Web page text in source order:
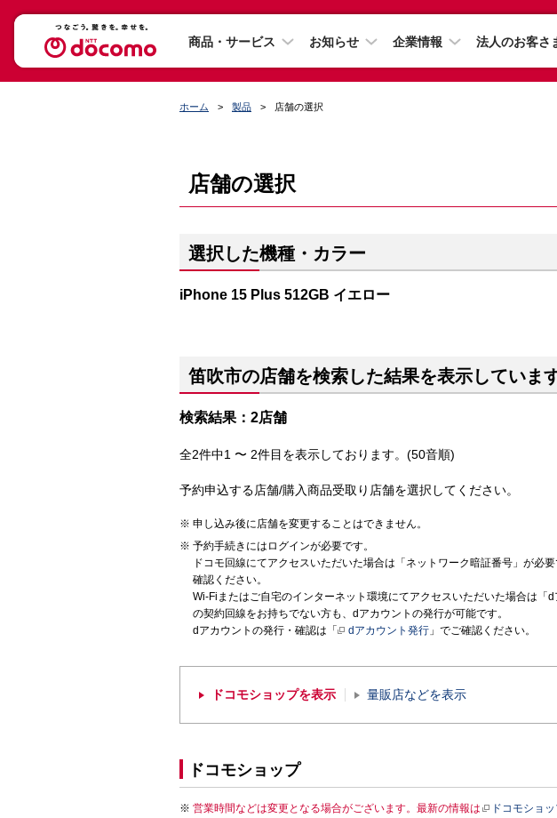
商品・サービス お知らせ 企業情報 法人のお客さ
ホーム 製品 店舗の選択
店舗の選択
選択した機種・カラー
iPhone 15 Plus 512GB イエロー
笛吹市の店舗を検索した結果を表示していま
検索結果：2店舗
全2件中1 〜 2件目を表示しております。(50音順)
予約申込する店舗/購入商品受取り店舗を選択してください。
申し込み後に店舗を変更することはできません。
予約手続きにはログインが必要です。
ドコモ回線にてアクセスいただいた場合は「ネットワーク暗証番号」が必
確認ください。
Wi-Fiまたはご自宅のインターネット環境にてアクセスいただいた場合は「
の契約回線をお持ちでない方も、dアカウントの発行が可能です。
dアカウントの発行・確認は「
dアカウント発行 」でご確認ください。
ドコモショップを表示 量販店などを表示
ドコモショップ
営業時間などは変更となる場合がございます。最新の情報は ドコモショ